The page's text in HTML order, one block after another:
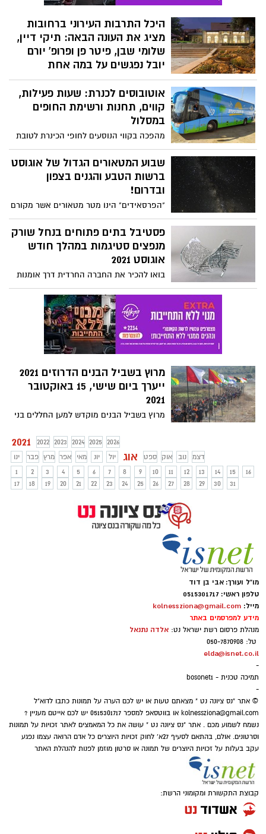
לגן הבוטני האוניברסיטאי בגבעת רם לחוות
את האטרקציה הקרה והמרעננת של הקיץ -
ממלכת השלג.
היכל התרבות העירוני ברחובות
מציג את העונה הבאה: תיקי דיין,
שלומי שבן, פיטר פן ופרופ' יורם
יובל נפגשים על במה אחת
כמה עולה מנוי להיכל התרבות ברחובות.
מחירים ומבצעים. הבוקר, שני, 2 באוגוסט,
נפתחת ההרשמה לעונת המנויים 2021/2 של
בית העם רחובות - היכל התרבות העירוני.
אירועים ומופעים בהשתתפות מיטב
הטבות מיוחדות לנרשמים הראשונים
אוטובוסים לכנרת: שעות פעילות,
קווים, תחנות ורשימת החופים
במסלול
מהפכה בקווי הנוסעים לחופי הכינרת לטובת
הנופשים לאורך חופשת הקיץ. אלו קווי
האוטובוס שייקחו אתכם ללא תשלום עד
לחופים סביב האדם הלאומי.
שבוע המטאורים הגדול של אוגוסט
ברשות הטבע והגנים בצפון
ובדרום!
"הפרסאידים" הינו מטר מטאורים אשר מקורם
בשרידי אבק שהותיר אחריו כוכב שביט
במסלולו סביב השמש. פעם בשנה, כשכדור
הארץ עובר בשובל השאריות של השביט,
פוגעים המטאורידים באטמוספירה במהירות
מרהיב ביופיו! בין התאריכים 8-15.8.21 תוכלו
למצוא לכם את הלילה המתאים, לשכב על
הגב, לספור כוכבים נופלים ולהביט על מופע
מרהיב בשמים.
פסטיבל בתים פתוחים בנחל שורק
מנפצים סטיגמות במהלך חודש
אוגוסט 2021
בואו להכיר את החברה החרדית דרך אומנות
וחוויה פעילות מומלצת לחודשי הקיץ.
פסטיבל מתקיים בתאריכים שבין ה15-19/8
בשעות הערב .
מרוץ בשביל הבנים הדרוזים 2021
ייערך ביום שישי, 15 באוקטובר
2021
מרוץ בשביל הבנים מוקדש למען החללים בני
העדה לחברה בישראל. המרוץ חוזר בפעם
השמינית ונפתח להרשמה לאחר שנת הפסקה
בעקבות מגפת הקורונה.
2021 2022 2023 2024 2025
2026
ינו
פבר מרץ אפר מאי יונ יול אוג ספט אוק נוב
דצמ
1
2 3 4 5 6 7 8 9 10 11 12 13 14 15
16
17
18 19 20 21 22 23 24 25 26 27 28 29 30 31
מו"ל ועורך: אבי בן דוד
טלפון ראשי: 0515301717
מייל: kolnessziona@gmail.com
מידע למפרסמים באתר
מנהלת פרסום רשת ישראל נט: אלדה נתנאל
טל: 050-7870908
elda@isnet.co.il
-
תמיכה טכנית - bosonet1
-
© אתר "נס ציונה נט " מצאתם טעות או יש לכם הערה על תמונות כתבו לדוא"ל
kolnessziona@gmail.com
או בווטסאפ למספר 0515301717 יש לכם אייטם מעניין ?
נשמח לשמוע מכם . אתר "נס ציונה נט " עושה את כל המאמצים לאתר זכויות על תמונות
וסרטונים. אולם, בהתאם לסעיף 27א' לחוק זכויות היוצרים כל אדם הרואה עצמו נפגע
עקב בעלות על זכויות היוצרים של תמונה או סרטון מוזמן לפנות להנהלת האתר
קבוצת התקשורת ומקומוני הרשת: